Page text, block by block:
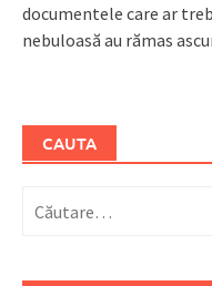
documentele care ar
nebuloasă au rămas
CAUTA
după: